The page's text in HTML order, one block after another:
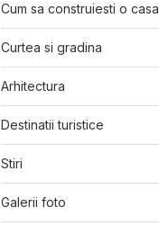
Cum sa construiesti o casa
Curtea si gradina
Arhitectura
Destinatii turistice
Stiri
Galerii foto